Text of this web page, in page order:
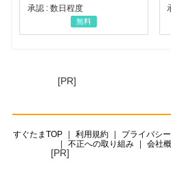
承認 : 数日程度
無料
[PR]
すぐたまTOP 利用規約 プライバシ
不正への取り組み
会社
[PR]